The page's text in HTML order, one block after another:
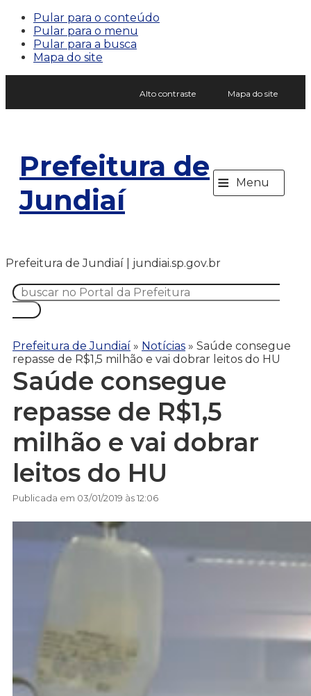
Pular para o conteúdo
Pular para o menu
Pular para a busca
Mapa do site
Alto contraste Mapa do site
Prefeitura de
Jundiaí
≡ Menu
Prefeitura de Jundiaí | jundiai.sp.gov.br
Prefeitura de Jundiaí » Notícias » Saúde consegue
repasse de R$1,5 milhão e vai dobrar leitos do HU
Saúde consegue
repasse de R$1,5
milhão e vai dobrar
leitos do HU
Publicada em 03/01/2019 às 12:06